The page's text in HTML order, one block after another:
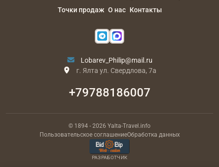
Точки продаж О нас Контакты
Lobarev_Philip@mail.ru
г. Ялта ул. Свердлова, 7а
+79788186007
© 1894 - 2026 Yalta-Travel.info
Пользовательское соглашениеОбработка данных
РАЗРАБОТЧИК